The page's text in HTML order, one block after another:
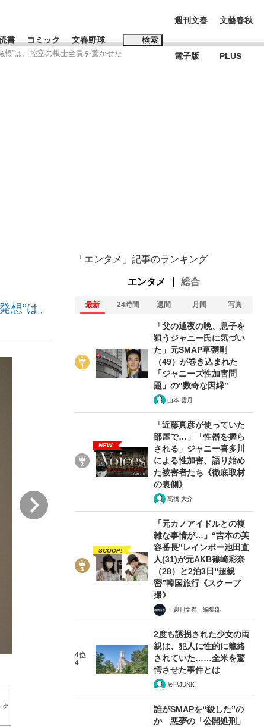
が悲しい」『北の国から』倉本聰氏（91...
い資産運用のすべて
書 コミック 文春野球 検索
週刊文春
電子版
文藝春秋
PLUS
”は、控室の棋士全員を驚かせた
”は、
ク
「エンタメ」記事のランキング
エンタメ 総合
最新 24時間 週間 月間 写真
「父の通夜の晩、息子を
狙うジャニー氏に気づい
た」元SMAP草彅剛
（49）が巻き込まれた
「ジャニーズ性加害問
題」の“数奇な因縁”
山本 雲丹
NEW
「近藤真彦が使っていた
部屋で…」「性器を握ら
される」ジャニー喜多川
による性加害、語り始め
た被害者たち《徹底取材
の裏側》
髙橋 大介
SCOOP!
「元カノアイドルとの複
雑な事情が…」“吉本の美
容番長”レインボー池田直
人(31)が元AKB篠崎彩奈
（28）と2泊3日“超親
密”韓国旅行《スクープ
撮》
「週刊文春」編集部
4位
4
2度も誘拐された少女の両
親は、犯人に性的に籠絡
されていた……全米を驚
愕させた事件とは
辰巳JUNK
誰がSMAPを“殺した”の
か 悪夢の「公開処刑」